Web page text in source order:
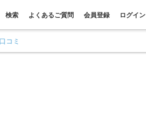
検索 よくあるご質問 会員登録 ログイン
口コミ